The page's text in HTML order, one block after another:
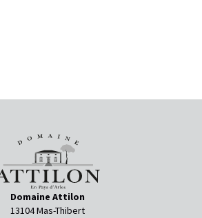
Domaine Attilon
13104 Mas-Thibert